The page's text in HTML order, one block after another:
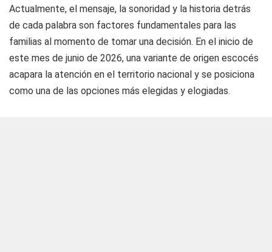
Actualmente, el mensaje, la sonoridad y la historia detrás
de cada palabra son factores fundamentales para las
familias al momento de tomar una decisión. En el inicio de
este mes de junio de 2026, una variante de origen escocés
acapara la atención en el territorio nacional y se posiciona
como una de las opciones más elegidas y elogiadas.